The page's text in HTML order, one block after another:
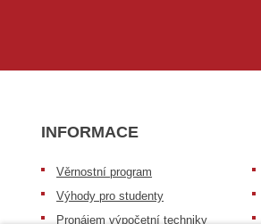
INFORMACE
Věrnostní program
Výhody pro studenty
Pronájem výpočetní techniky